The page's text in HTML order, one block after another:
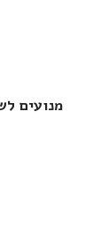
מנועים